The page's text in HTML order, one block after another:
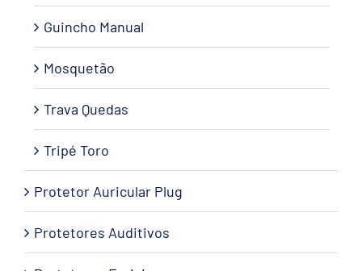
Guincho Manual
Mosquetão
Trava Quedas
Tripé Toro
Protetor Auricular Plug
Protetores Auditivos